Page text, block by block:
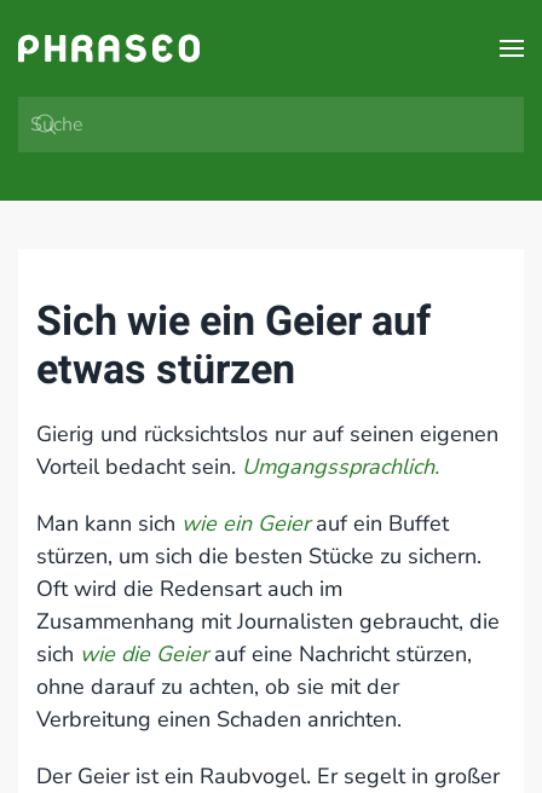
Zum Hauptinhalt springen
Sich wie ein Geier auf
etwas stürzen
Gierig und rücksichtslos nur auf seinen eigenen
Vorteil bedacht sein. Umgangssprachlich.
Man kann sich wie ein Geierauf ein Buffet
stürzen, um sich die besten Stücke zu sichern.
Oft wird die Redensart auch im
Zusammenhang mit Journalisten gebraucht, die
sich wie die Geierauf eine Nachricht stürzen,
ohne darauf zu achten, ob sie mit der
Verbreitung einen Schaden anrichten.
Der Geier ist ein Raubvogel. Er segelt in großer